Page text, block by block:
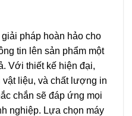
pháp hoàn hảo cho
tin lên sản phẩm một
Với thiết kế hiện đại,
vật liệu, và chất lượng in
chắn sẽ đáp ứng mọi
nghiệp. Lựa chọn máy